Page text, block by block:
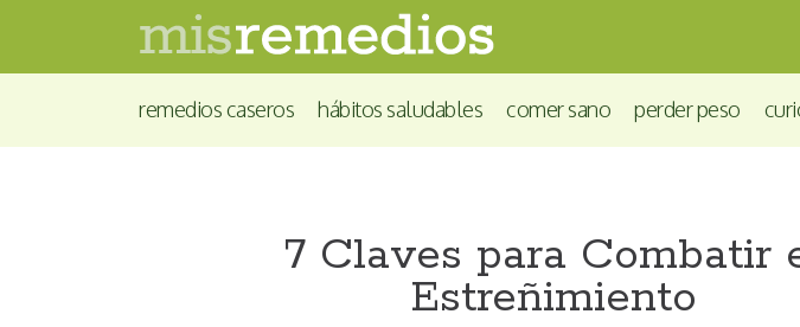
remedios caseros hábitos saludables comer sano perder peso
7 Claves para Combatir
Estreñimiento